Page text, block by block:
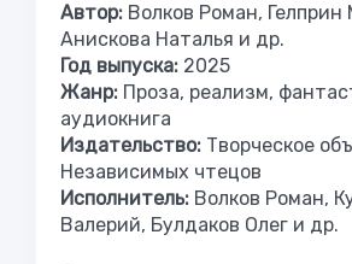
Автор: Волков Роман, Гелприн
Анискова Наталья и др.
Год выпуска: 2025
Жанр: Проза, реализм,
аудиокнига
Издательство: Творческое
Независимых чтецов
Исполнитель: Волков Роман,
Валерий, Булдаков Олег и др.